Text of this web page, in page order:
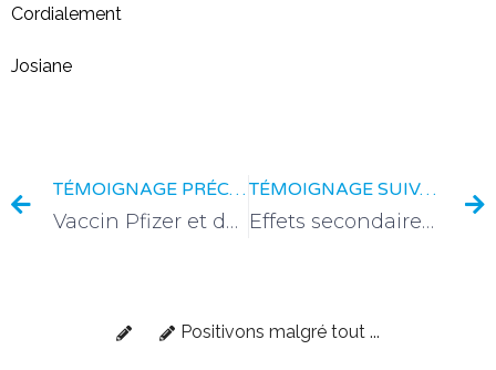
Cordialement
Josiane
TÉMOIGNAGE PRÉCÉDENT
Vaccin Pfizer et depuis la 2eme dose plus rien ne répond
TÉMOIGNAGE SUIVANT
Effets secondaires importants
Positivons malgré tout ...